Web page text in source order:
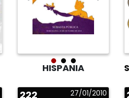
HISPANIA
222 27/01/2010